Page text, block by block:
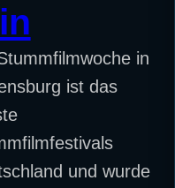
in
ist das
und wurde